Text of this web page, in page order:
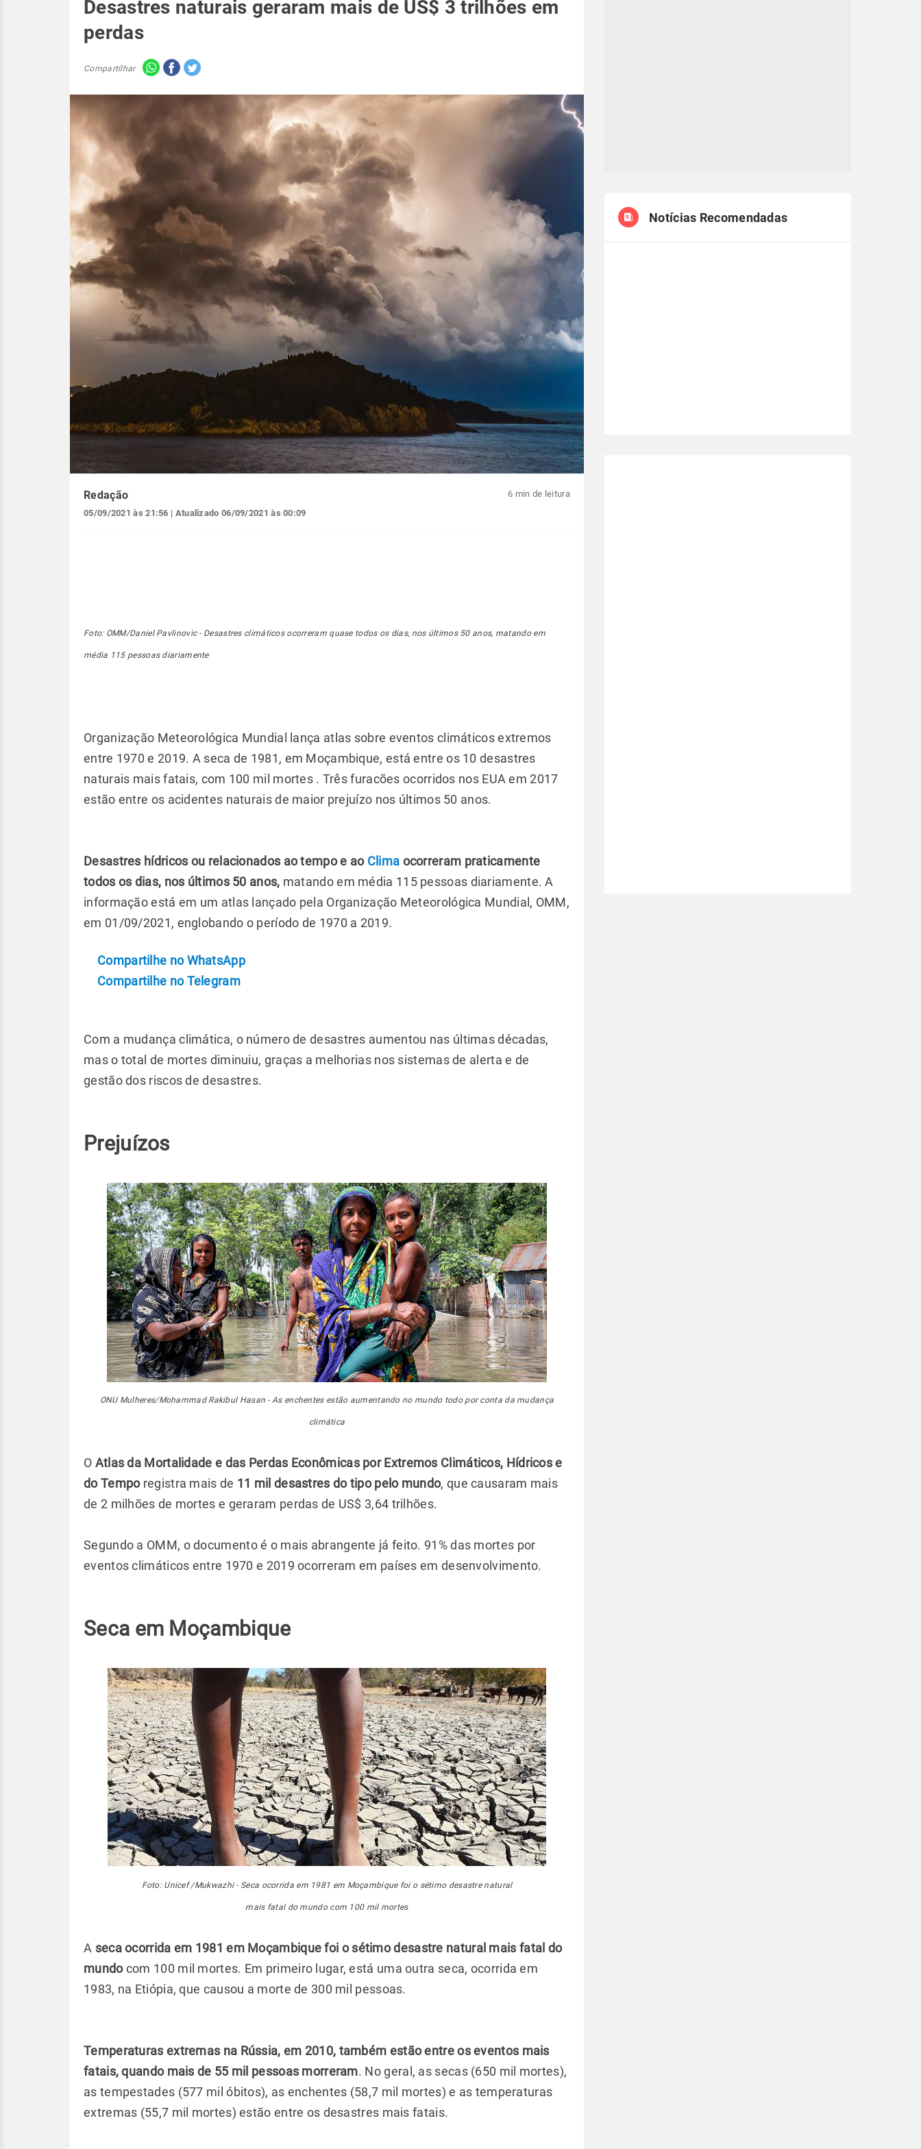
Desastres naturais geraram mais de US$ 3 trilhões em
perdas
Compartilhar
Redação
05/09/2021 às 21:56 | Atualizado 06/09/2021 às 00:09
6 min de leitura
Foto: OMM/Daniel Pavlinovic - Desastres climáticos ocorreram quase todos os dias, nos últimos 50 anos, matando em
média 115 pessoas diariamente
Organização Meteorológica Mundial lança atlas sobre eventos climáticos extremos
entre 1970 e 2019. A seca de 1981, em Moçambique, está entre os 10 desastres
naturais mais fatais, com 100 mil mortes . Três furacões ocorridos nos EUA em 2017
estão entre os acidentes naturais de maior prejuízo nos últimos 50 anos.
Desastres hídricos ou relacionados ao tempo e ao Clima ocorreram praticamente
todos os dias, nos últimos 50 anos, matando em média 115 pessoas diariamente. A
informação está em um atlas lançado pela Organização Meteorológica Mundial, OMM,
em 01/09/2021, englobando o período de 1970 a 2019.
Compartilhe no WhatsApp
Compartilhe no Telegram
Com a mudança climática, o número de desastres aumentou nas últimas décadas,
mas o total de mortes diminuiu, graças a melhorias nos sistemas de alerta e de
gestão dos riscos de desastres.
Prejuízos
ONU Mulheres/Mohammad Rakibul Hasan - As enchentes estão aumentando no mundo todo por conta da mudança
climática
O Atlas da Mortalidade e das Perdas Econômicas por Extremos Climáticos, Hídricos e
do Temporegistra mais de 11 mil desastres do tipo pelo mundo, que causaram mais
de 2 milhões de mortes e geraram perdas de US$ 3,64 trilhões.
Segundo a OMM, o documento é o mais abrangente já feito. 91% das mortes por
eventos climáticos entre 1970 e 2019 ocorreram em países em desenvolvimento.
Seca em Moçambique
Foto: Unicef /Mukwazhi - Seca ocorrida em 1981 em Moçambique foi o sétimo desastre natural
mais fatal do mundo com 100 mil mortes
A seca ocorrida em 1981 em Moçambique foi o sétimo desastre natural mais fatal do
mundocom 100 mil mortes. Em primeiro lugar, está uma outra seca, ocorrida em
1983, na Etiópia, que causou a morte de 300 mil pessoas.
Temperaturas extremas na Rússia, em 2010, também estão entre os eventos mais
fatais, quando mais de 55 mil pessoas morreram. No geral, as secas (650 mil mortes),
as tempestades (577 mil óbitos), as enchentes (58,7 mil mortes) e as temperaturas
extremas (55,7 mil mortes) estão entre os desastres mais fatais.
Notícias Recomendadas